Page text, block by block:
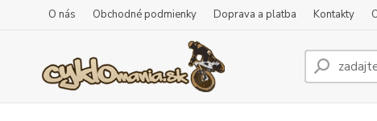
O nás Obchodné podmienky Doprava a platba Kontakty